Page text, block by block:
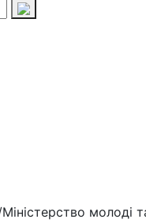
Міністерство молоді